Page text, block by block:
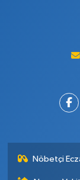
Nöbetçi